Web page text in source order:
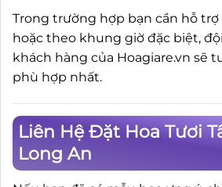
Trong trường hợp bạn cần hỗ trợ
hoặc theo khung giờ đặc biệt,
khách hàng của Hoagiare.vn sẽ
phù hợp nhất.
Liên Hệ Đặt Hoa Tươi
Long An